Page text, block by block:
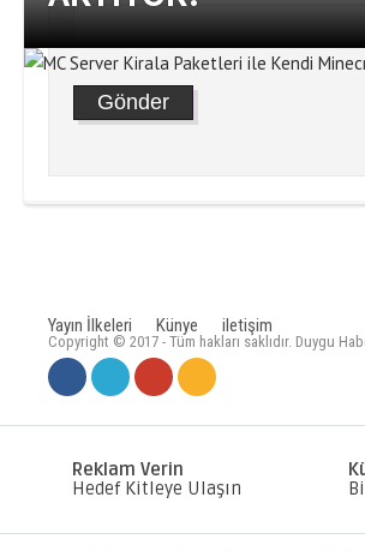
MC SERVER
DÜNYANIZI
Yayın İlkeleri Künye iletişim
Copyright © 2017 - Tüm hakları saklıdır. Duygu
Reklam Verin
Hedef Kitleye Ulaşın